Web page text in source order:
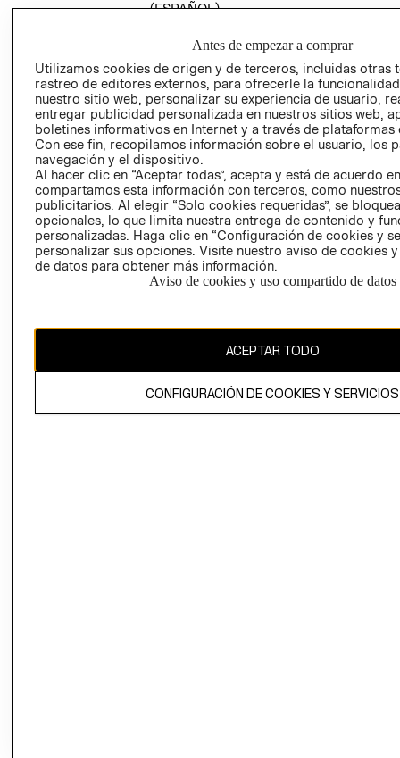
(ESPAÑOL)
TRANSPARENCIA
Y ÉTICA (INGLÉS)
COMERCIO - SIC
PETICIONES
QUEJAS Y
RECLAMOS
Colombia ($)
CAMBIAR REGIÓN
El contenido de esta página web está protegido por copyright y es
propiedad de H&M Hennes & Mauritz AB.
Antes de empezar a comprar
Utilizamos cookies de origen y de terceros, incluidas otras
rastreo de editores externos, para ofrecerle la
nuestro sitio web, personalizar su experiencia de usuario,
entregar publicidad personalizada en nuestros sitios web,
boletines informativos en Internet y a través de plataformas
Con ese fin, recopilamos información sobre el usuario, los
navegación y el dispositivo.
Al hacer clic en “Aceptar todas”, acepta y está de acuerdo
compartamos esta información con terceros, como
publicitarios. Al elegir “Solo cookies requeridas”, se
opcionales, lo que limita nuestra entrega de contenido y
personalizadas. Haga clic en “Configuración de cookies y
personalizar sus opciones. Visite nuestro aviso de cookies
de datos para obtener más información.
Aviso de cookies y uso compartido de datos
ACEPTAR TODO
CONFIGURACIÓN DE COOKIES Y SERVICIOS